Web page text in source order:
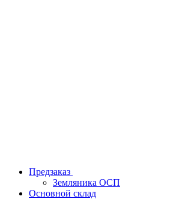
Предзаказ
Земляника ОСП
Основной склад